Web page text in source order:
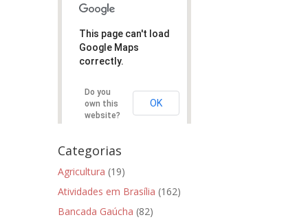
This page can't load
Google Maps
correctly.
Do you
own this
website?
OK
Categorias
Agricultura (19)
Atividades em Brasília (162)
Bancada Gaúcha (82)